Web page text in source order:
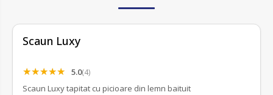
Scaun Luxy
5.0(4)
Scaun Luxy tapitat cu picioare din lemn baituit